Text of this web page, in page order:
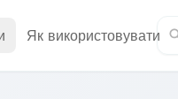
Як використовувати